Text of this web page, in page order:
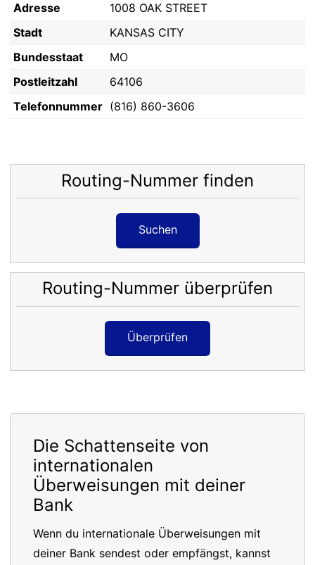
Adresse
1008 OAK STREET
Stadt
KANSAS CITY
Bundesstaat
MO
Postleitzahl
64106
Telefonnummer (816) 860-3606
Routing-Nummer finden
Suchen
Routing-Nummer überprüfen
Überprüfen
Die Schattenseite von
internationalen
Überweisungen mit deiner
Bank
Wenn du internationale Überweisungen mit
deiner Bank sendest oder empfängst, kannst